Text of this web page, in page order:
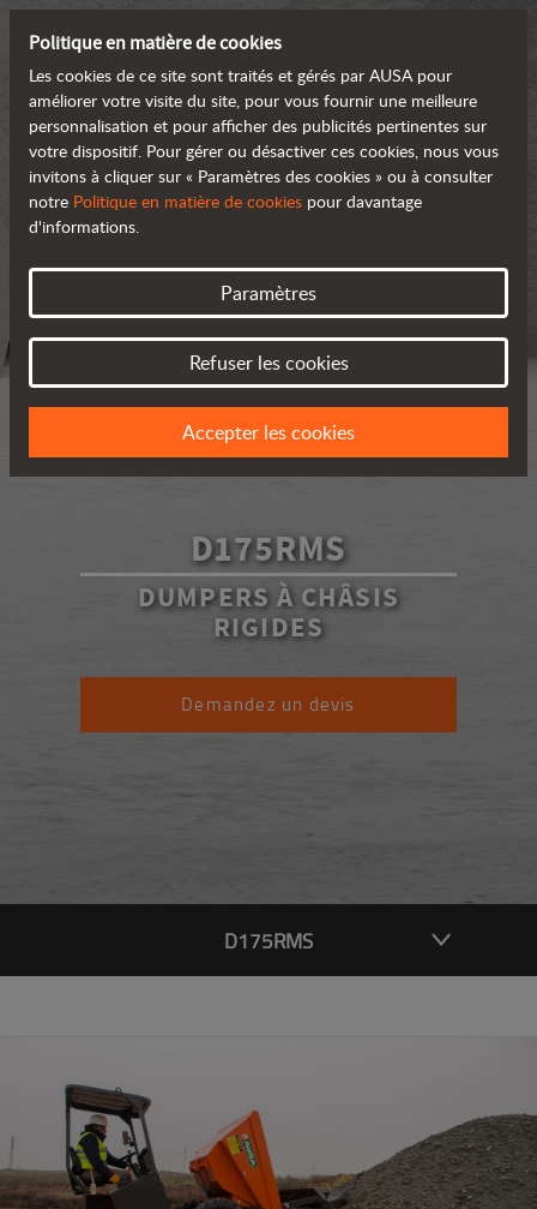
D175RMS
DUMPERS À CHÂSIS
RIGIDES
Demandez un devis
D175RMS
Politique en matière de cookies
Les cookies de ce site sont traités et gérés par AUSA pour
améliorer votre visite du site, pour vous fournir une meilleure
personnalisation et pour afficher des publicités pertinentes sur
votre dispositif. Pour gérer ou désactiver ces cookies, nous vous
invitons à cliquer sur « Paramètres des cookies » ou à consulter
notre Politique en matière de cookies pour davantage
d'informations.
Paramètres
Refuser les cookies
Accepter les cookies